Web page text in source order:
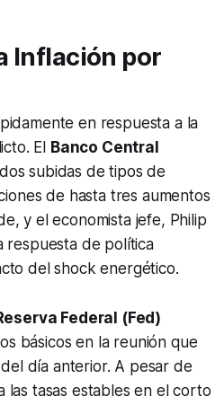
Inflación por
en respuesta a la
El Banco Central
subidas de tipos de
de hasta tres aumentos
y el economista jefe, Philip
respuesta de política
del shock energético.
Federal (Fed)
básicos en la reunión que
día anterior. A pesar de
las tasas estables en el corto